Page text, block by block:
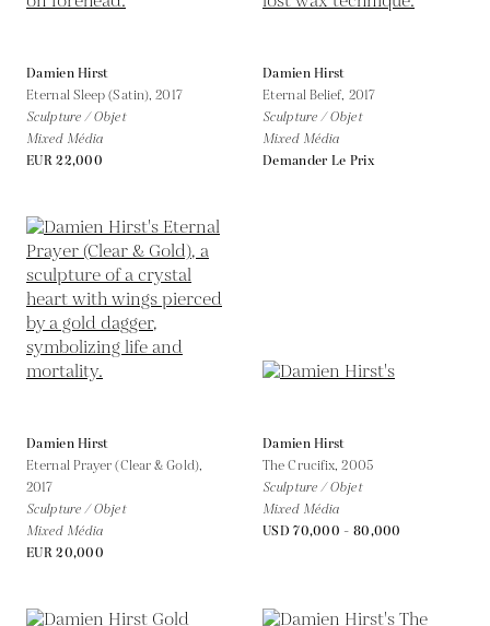
Damien Hirst
Eternal Sleep (Satin),2017
Sculpture / Objet
Mixed Média
EUR 22,000
Damien Hirst
Eternal Belief, 2017
Sculpture / Objet
Mixed Média
Demander Le Prix
Damien Hirst
Eternal Prayer (Clear & Gold),
2017
Sculpture / Objet
Mixed Média
EUR 20,000
Damien Hirst
The Crucifix,2005
Sculpture / Objet
Mixed Média
USD 70,000 - 80,000